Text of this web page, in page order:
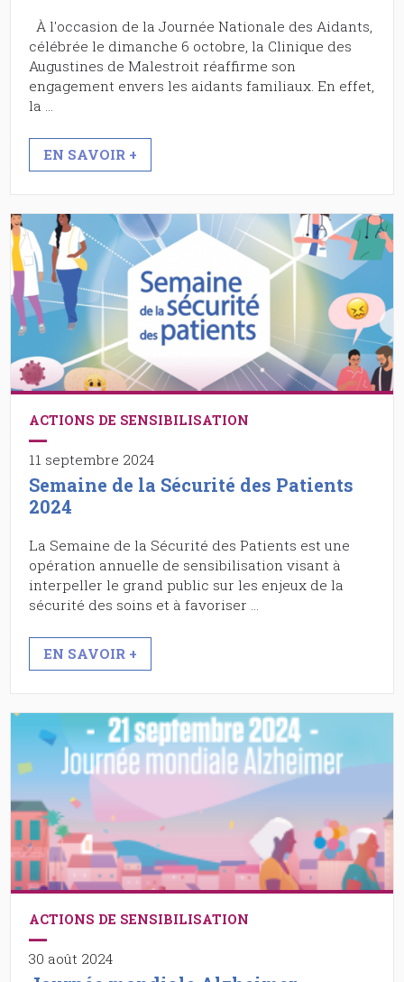
À l'occasion de la Journée Nationale des Aidants,
célébrée le dimanche 6 octobre, la Clinique des
Augustines de Malestroit réaffirme son
engagement envers les aidants familiaux. En effet,
la …
EN SAVOIR +
ACTIONS DE SENSIBILISATION
11 septembre 2024
Semaine de la Sécurité des Patients
2024
La Semaine de la Sécurité des Patients est une
opération annuelle de sensibilisation visant à
interpeller le grand public sur les enjeux de la
sécurité des soins et à favoriser …
EN SAVOIR +
ACTIONS DE SENSIBILISATION
30 août 2024